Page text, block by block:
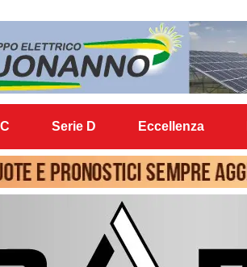
Serie D Eccellenza